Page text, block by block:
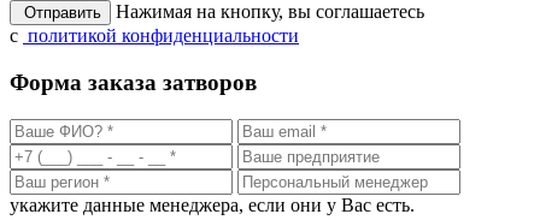
Отправить
Нажимая на кнопку, вы соглашаетесь
с политикой конфиденциальности
Форма заказа затворов
укажите данные менеджера, если они у Вас есть.